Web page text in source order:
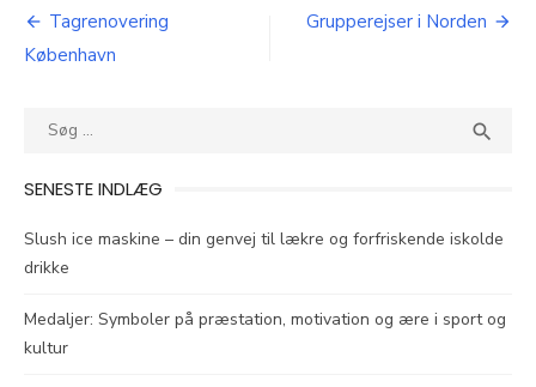
Indlægsnavigation
Tagrenovering
København
Grupperejser i Norden
Søg

SENESTE INDLÆG
Slush ice maskine – din genvej til lækre og forfriskende iskolde
drikke
Medaljer: Symboler på præstation, motivation og ære i sport og
kultur